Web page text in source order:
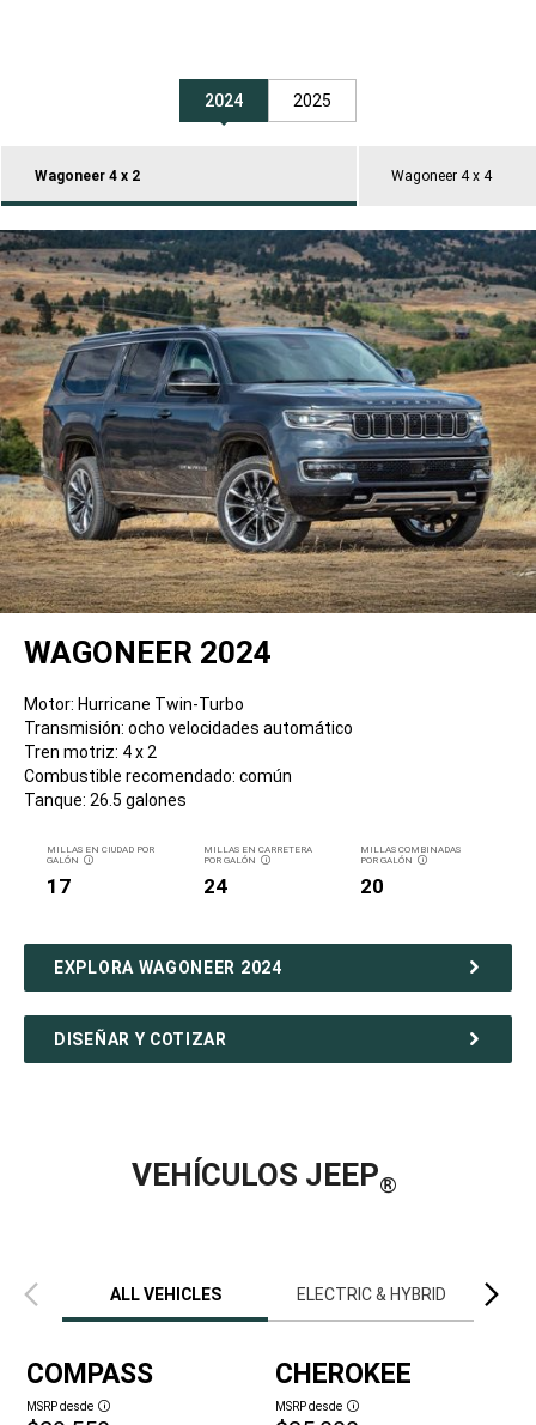
2024 2025
Wagoneer 4 x 2 Wagoneer 4 x 4
WAGONEER 2024
Motor: Hurricane Twin-Turbo
Transmisión: ocho velocidades automático
Tren motriz: 4 x 2
Combustible recomendado: común
Tanque: 26.5 galones
MILLAS EN CIUDAD POR
GALÓN
DISCLOSURE
17
MILLAS EN CARRETERA
POR GALÓN
DISCLOSURE
24
MILLAS COMBINADAS
POR GALÓN
DISCLOSURE
20
EXPLORA WAGONEER 2024
DISEÑAR Y COTIZAR
VEHÍCULOS JEEP®
anterior
ALL VEHICLES ELECTRIC & HYBRID
COMPASS
MSRP desde Disclosure
CHEROKEE
MSRP desde Disclosure